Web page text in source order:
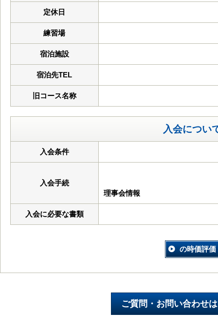
定休日
練習場
宿泊施設
宿泊先TEL
旧コース名称
入会につい
入会条件
入会手続
理事会情報
入会に必要な書類
の時価評価